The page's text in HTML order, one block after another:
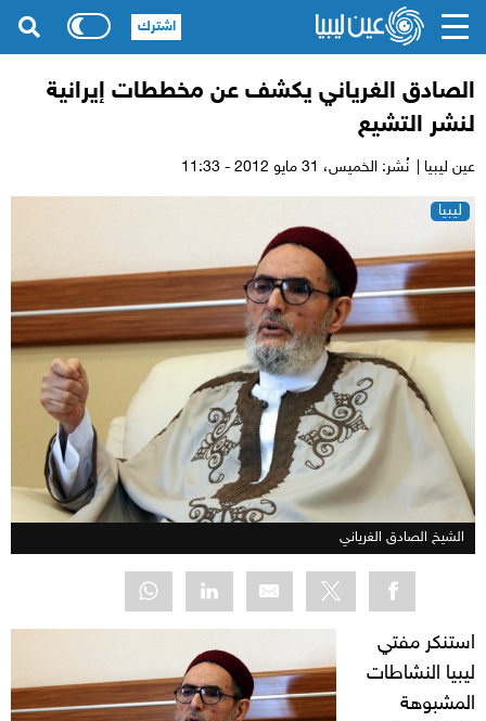
الصادق الغرياني يكشف عن مخططات إيرانية
لنشر التشيع
عين ليبيا | نُشر: الخميس،
ليبيا
الشيخ الصادق الغرياني
استنكر مفتي
ليبيا النشاطات
المشبوهة
اشترك